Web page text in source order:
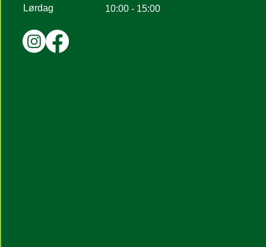
10:00 - 15:00
Lørdag